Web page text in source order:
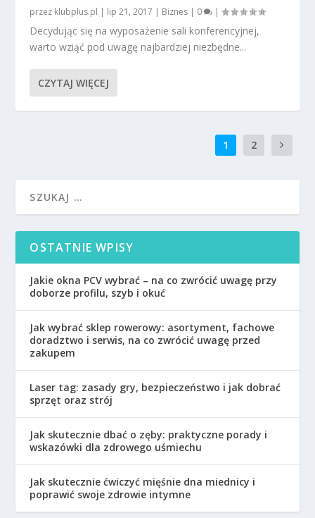
przez klubplus.pl | lip 21, 2017 | Biznes | 0 |
Decydując się na wyposażenie sali konferencyjnej,
warto wziąć pod uwagę najbardziej niezbędne...
CZYTAJ WIĘCEJ
1 2
OSTATNIE WPISY
Jakie okna PCV wybrać – na co zwrócić uwagę przy
doborze profilu, szyb i okuć
Jak wybrać sklep rowerowy: asortyment, fachowe
doradztwo i serwis, na co zwrócić uwagę przed
zakupem
Laser tag: zasady gry, bezpieczeństwo i jak dobrać
sprzęt oraz strój
Jak skutecznie dbać o zęby: praktyczne porady i
wskazówki dla zdrowego uśmiechu
Jak skutecznie ćwiczyć mięśnie dna miednicy i
poprawić swoje zdrowie intymne